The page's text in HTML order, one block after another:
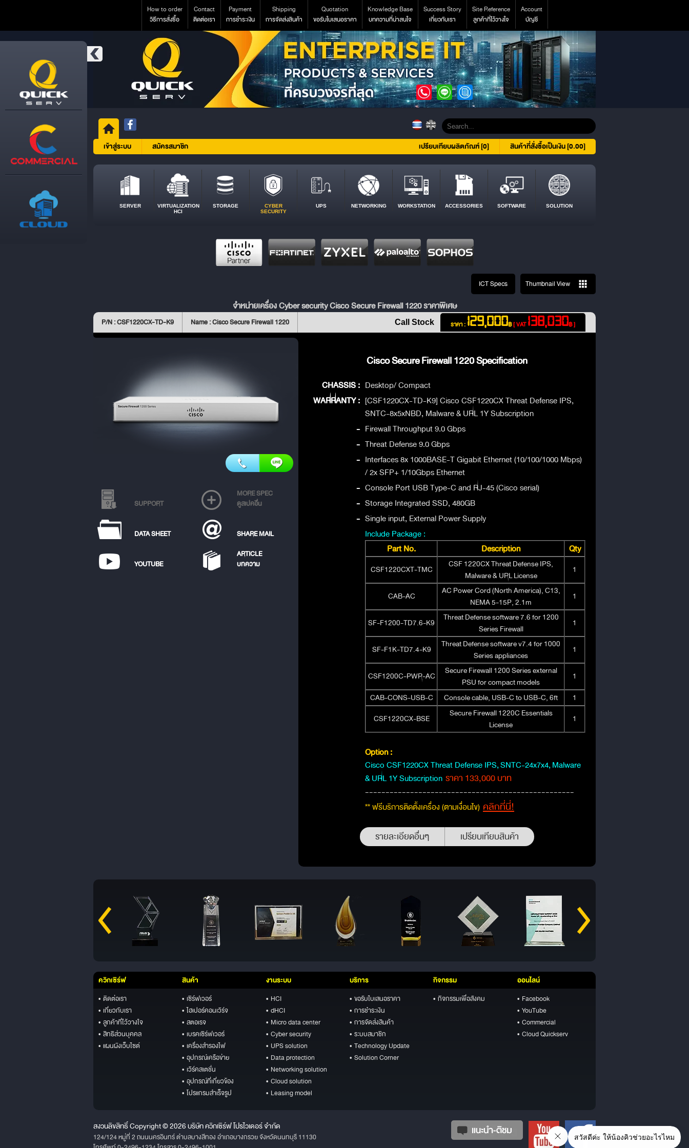
How to order
วิธีการสั่งซื้อ
Contact
ติดต่อเรา
Payment
การชำระเงิน
Shipping
การจัดส่งสินค้า
Quotation
ขอรับใบเสนอราคา
Knowledge Base
บทความที่น่าสนใจ
Success Story
เกี่ยวกับเรา
Site Reference
ลูกค้าที่ไว้วางใจ
Account
บัญชี
เข้าสู่ระบบ สมัครสมาชิก สินค้าที่สั่งซื้อเป็นเงิน [0.00]
เปรียบเทียบผลิตภัณฑ์ [0]
SERVER
VIRTUALIZATION
HCI
STORAGE
CYBER
SECURITY
UPS NETWORKING WORKSTATION ACCESSORIES SOFTWARE SOLUTION
ICT Specs Thumbnail View
จำหน่ายเครื่อง Cyber security Cisco Secure Firewall 1220 ราคาพิเศษ
P/N : CSF1220CX-TD-K9 Name : Cisco Secure Firewall 1220 ราคา : 129,000฿[ VAT138,030฿ ]
Call Stock
SUPPORT
MORE SPEC
ดูสเปคอื่น
DATA SHEET SHARE MAIL
YOUTUBE
ARTICLE
บทความ
Cisco Secure Firewall 1220 Specification
CHASSIS : Desktop/ Compact
WARRANTY : [CSF1220CX-TD-K9] Cisco CSF1220CX Threat Defense IPS,
SNTC-8x5xNBD, Malware & URL 1Y Subscription
- Firewall Throughput 9.0 Gbps
- Threat Defense 9.0 Gbps
- Interfaces 8x 1000BASE-T Gigabit Ethernet (10/100/1000 Mbps)
/ 2x SFP+ 1/10Gbps Ethernet
- Console Port USB Type-C and RJ-45 (Cisco serial)
- Storage Integrated SSD, 480GB
- Single input, External Power Supply
Include Package :
Part No.
Description Qty
CSF1220CXT-TMC
CSF 1220CX Threat Defense IPS,
Malware & URL License
1
CAB-AC
AC Power Cord (North America), C13,
NEMA 5-15P, 2.1m
1
SF-F1200-TD7.6-K9
Threat Defense software 7.6 for 1200
Series Firewall
1
SF-F1K-TD7.4-K9
Threat Defense software v7.4 for 1000
Series appliances
1
CSF1200C-PWR-AC
Secure Firewall 1200 Series external
PSU for compact models
1
CAB-CONS-USB-C
Console cable, USB-C to USB-C, 6ft
1
CSF1220CX-BSE
Secure Firewall 1220C Essentials
License
1
Option :
Cisco CSF1220CX Threat Defense IPS,SNTC-24x7x4,Malware
& URL 1Y Subscription ราคา 133,000 บาท
---------------------------------------------------
** ฟรีบริการติดตั้งเครื่อง (ตามเงื่อนไข) คลิกที่นี่!
รายละเอียดอื่นๆ เปรียบเทียบสินค้า
ควิกเซิร์ฟ
• ติดต่อเรา
• เกี่ยวกับเรา
• ลูกค้าที่ไว้วางใจ
• สิทธิส่วนบุคคล
• แผนผังเว็บไซต์
สินค้า
• เซิร์ฟเวอร์
• ไฮเปอร์คอนเวิร์จ
• สตอเรจ
• เบรคเซิร์ฟเวอร์
• เครื่องสำรองไฟ
• อุปกรณ์เครือข่าย
• เวิร์คสเตชั่น
• อุปกรณ์ที่เกี่ยวข้อง
• โปรแกรมสำเร็จรูป
งานระบบ
• HCI
• dHCI
• Micro data center
• Cyber security
• UPS solution
• Data protection
• Networking solution
• Cloud solution
• Leasing model
บริการ
• ขอรับใบเสนอราคา
• การชำระเงิน
• การจัดส่งสินค้า
• ระบบสมาชิก
• Technology Update
• Solution Corner
กิจกรรม
• กิจกรรมเพื่อสังคม
ออนไลน์
• Facebook
• YouTube
• Commercial
• Cloud Quickserv
สงวนลิขสิทธิ์ Copyright © 2026 บริษัท ควิกเซิร์ฟ โปรไวเดอร์ จำกัด
124/124 หมู่ที่ 2 ถนนนครอินทร์ ตำบลบางสีทอง อำเภอบางกรวย จังหวัดนนทบุรี 11130